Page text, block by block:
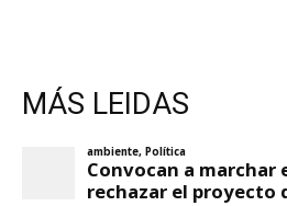
MÁS LEIDAS